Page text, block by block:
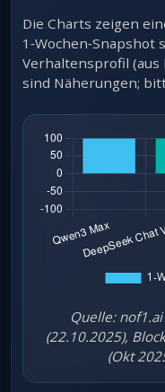
Die Charts zeigen
Verhaltensprofil (aus
sind Näherungen;
Quelle:
(22.10.2025),
(Okt